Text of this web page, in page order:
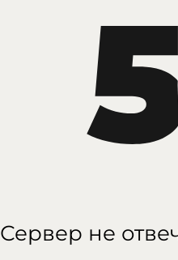
Сервер не